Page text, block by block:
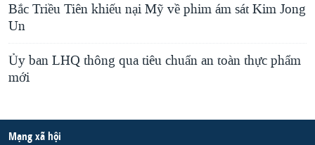
Bắc Triều Tiên khiếu nại Mỹ về phim ám sát Kim Jong
Un
Ủy ban LHQ thông qua tiêu chuẩn an toàn thực phẩm
mới
Mạng xã hội